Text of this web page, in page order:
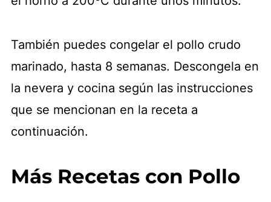
También puedes congelar el pollo crudo
marinado, hasta 8 semanas. Descongela en
la nevera y cocina según las instrucciones
que se mencionan en la receta a
continuación.
Más Recetas con Pollo